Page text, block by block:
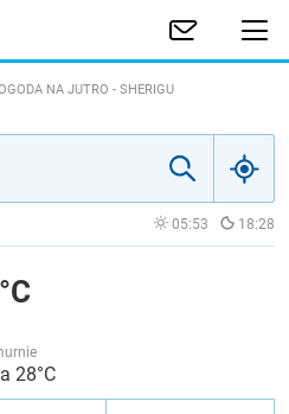
NA JUTRO - SHERIGU
05:53 18:28
28°C